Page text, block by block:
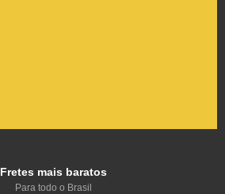
Fretes mais baratos
Para todo o Brasil